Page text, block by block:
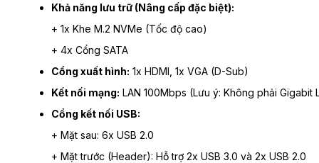
Khả năng lưu trữ (Nâng cấp đặc biệt):
+ 1x Khe M.2 NVMe (Tốc độ cao)
+ 4x Cổng SATA
Cổng xuất hình: 1x HDMI, 1x VGA (D-Sub)
Kết nối mạng: LAN 100Mbps (Lưu ý: Không phải Gigabit
Cổng kết nối USB:
+ Mặt sau: 6x USB 2.0
+ Mặt trước (Header): Hỗ trợ 2x USB 3.0 và 2x USB 2.0